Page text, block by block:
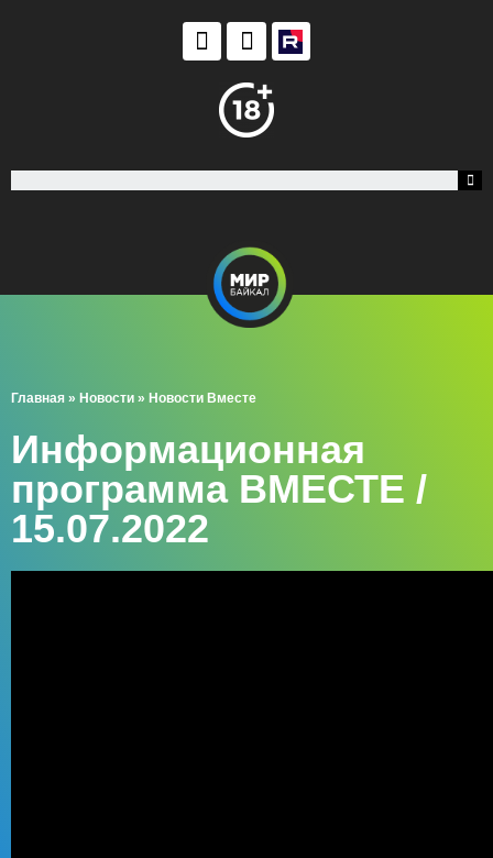
Главная » Новости » Новости Вместе
Информационная
программа ВМЕСТЕ /
15.07.2022